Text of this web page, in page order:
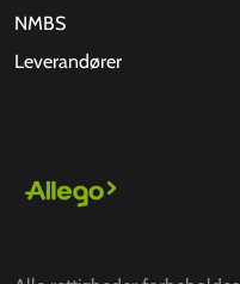
NMBS
Leverandører